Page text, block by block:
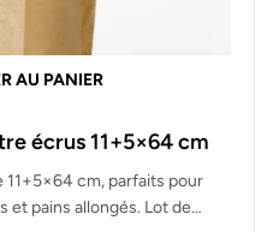
AU PANIER
écrus 11+5×64 cm
cm, parfaits pour
et pains allongés. Lot de